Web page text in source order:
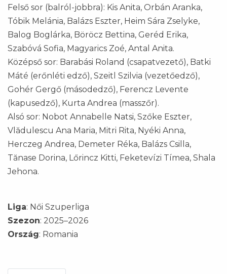
Felső sor (balról-jobbra): Kis Anita, Orbán Aranka,
Tóbik Melánia, Balázs Eszter, Heim Sára Zselyke,
Balog Boglárka, Böröcz Bettina, Geréd Erika,
Szabóvá Sofia, Magyarics Zoé, Antal Anita.
Középső sor: Barabási Roland (csapatvezető), Batki
Máté (erőnléti edző), Szeitl Szilvia (vezetőedző),
Gohér Gergő (másodedző), Ferencz Levente
(kapusedző), Kurta Andrea (masszőr).
Alsó sor: Nobot Annabelle Natsi, Szőke Eszter,
Vlădulescu Ana Maria, Mitri Rita, Nyéki Anna,
Herczeg Andrea, Demeter Réka, Balázs Csilla,
Tănase Dorina, Lőrincz Kitti, Feketevízi Tímea, Shala
Jehona.
Liga: Női Szuperliga
Szezon: 2025–2026
Ország: Romania